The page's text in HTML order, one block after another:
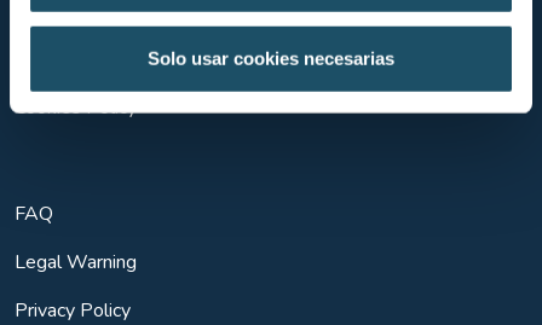
Solo usar cookies necesarias
Experiences
Cookies Policy
FAQ
Legal Warning
Privacy Policy